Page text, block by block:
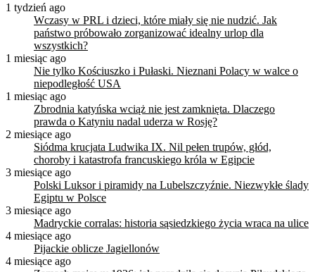
1 tydzień ago
Wczasy w PRL i dzieci, które miały się nie nudzić. Jak
państwo próbowało zorganizować idealny urlop dla
wszystkich?
1 miesiąc ago
Nie tylko Kościuszko i Pułaski. Nieznani Polacy w walce o
niepodległość USA
1 miesiąc ago
Zbrodnia katyńska wciąż nie jest zamknięta. Dlaczego
prawda o Katyniu nadal uderza w Rosję?
2 miesiące ago
Siódma krucjata Ludwika IX. Nil pełen trupów, głód,
choroby i katastrofa francuskiego króla w Egipcie
3 miesiące ago
Polski Luksor i piramidy na Lubelszczyźnie. Niezwykłe ślady
Egiptu w Polsce
3 miesiące ago
Madryckie corralas: historia sąsiedzkiego życia wraca na ulice
4 miesiące ago
Pijackie oblicze Jagiellonów
4 miesiące ago